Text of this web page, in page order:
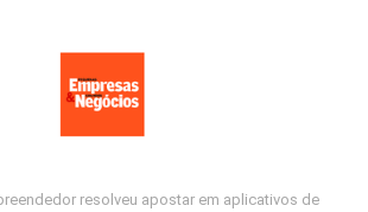
resolveu apostar em aplicativos de